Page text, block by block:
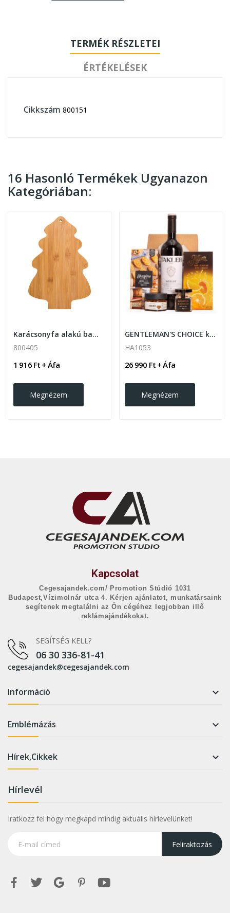
TERMÉK RÉSZLETEI
ÉRTÉKELÉSEK
Cikkszám 800151
16 Hasonló Termékek Ugyanazon
Kategóriában:
Karácsonyfa alakú bambusz vágódeszka.
800405
1 916 Ft + Áfa
Megnézem
GENTLEMAN'S CHOICE karácsonyi céges...
HA1053
26 990 Ft + Áfa
Megnézem
Kapcsolat
Cegesajandek.com/ Promotion Stúdió 1031
Budapest,Vízimolnár utca 4. Kérjen ajánlatot, munkatársaink
segítenek megtalálni az Ön cégéhez legjobban illő
reklámajándékokat.
SEGÍTSÉG KELL?
06 30 336-81-41
cegesajandek@cegesajandek.com
Információ 
Emblémázás 
Hírek,Cikkek 
Hírlevél
Iratkozz fel hogy megkapd mindig aktuális hírlevelünket!
Feliraktozás